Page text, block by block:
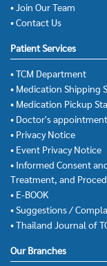
• Join Our Team
• Contact Us
Patient Services
• TCM Department
• Medication Shipping
• Medication Pickup
• Doctor's
• Privacy Notice
• Event Privacy Notice
• Informed Consent
Treatment, and
• E-BOOK
• Suggestions /
• Thailand Journal of
Our Branches